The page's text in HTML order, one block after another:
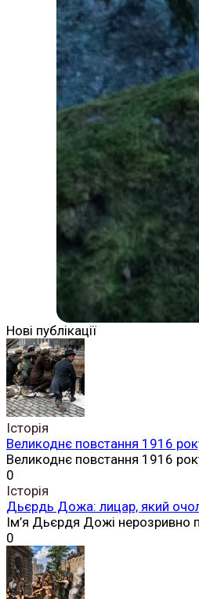
Нові публікації
Історія
Великоднє повстання 1916
Великоднє повстання 1916
0
Історія
Дьєрдь Дожа: лицар, який
Ім’я Дьєрдя Дожі нерозривно
0